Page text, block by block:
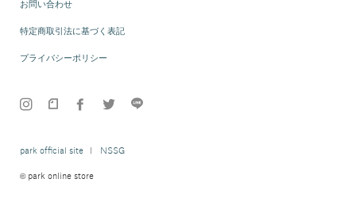
お問い合わせ
特定商取引法に基づく表記
プライバシーポリシー
© park online store
park official site NSSG